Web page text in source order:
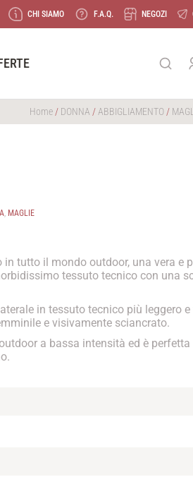
CHI SIAMO F.A.Q. NEGOZI
Home / DONNA / ABBIGLIAMENTO /
, MAGLIE
tutto il mondo outdoor, una vera e
tessuto tecnico con una
in tessuto tecnico più leggero
e visivamente sciancrato.
a bassa intensità ed è perfetta